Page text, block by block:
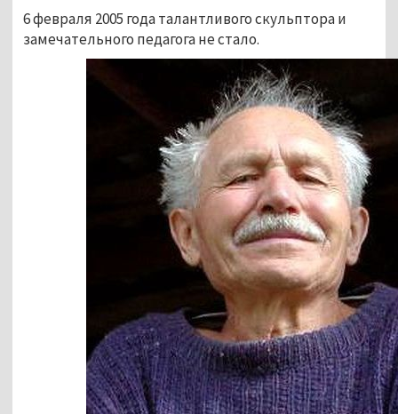
6 февраля 2005 года талантливого скульптора и
замечательного педагога не стало.